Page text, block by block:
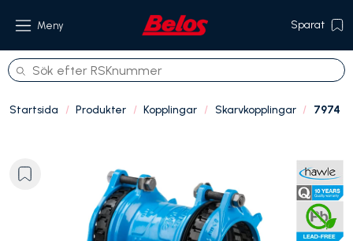
Meny Sparat
Om oss
Startsida Produkter Kopplingar Skarvkopplingar 7974